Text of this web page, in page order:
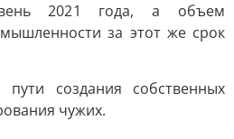
2021 года, а объем
за этот же срок
создания собственных
чужих.